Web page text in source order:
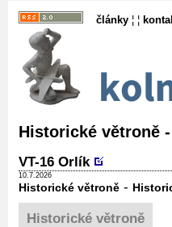
články ¦ ¦
Historické větroně
VT-16 Orlík
10.7.2026
Historické větroně -
Historické větroně